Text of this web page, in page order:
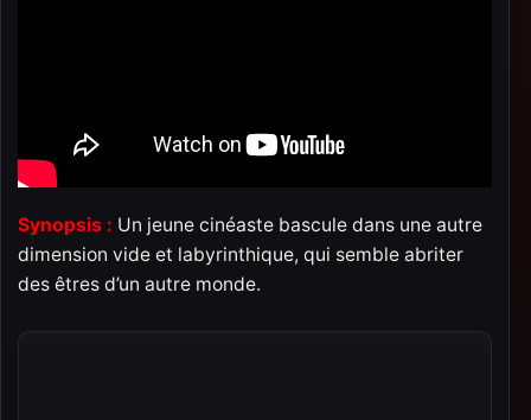
Synopsis : Un jeune cinéaste bascule dans une autre
dimension vide et labyrinthique, qui semble abriter
des êtres d’un autre monde.